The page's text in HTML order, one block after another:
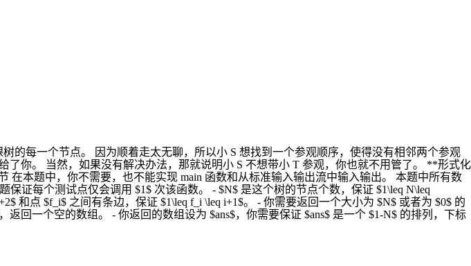
的每一个节点。 因为顺着走太无聊，所以小 S 想找到一个参观顺序，使得没有相邻两个参观
你。 当然，如果没有解决办法，那就说明小 S 不想带小 T 参观，你也就不用管了。 **形式化
本题中，你不需要，也不能实现 main 函数和从标准输入输出流中输入输出。 本题中所有数
保证每个测试点仅会调用 $1$ 次该函数。 - $N$ 是这个树的节点个数，保证 $1\leq N\leq
和点 $f_i$ 之间有条边，保证 $1\leq f_i \leq i+1$。 - 你需要返回一个大小为 $N$ 或者为 $0$ 的
回一个空的数组。 - 你返回的数组设为 $ans$，你需要保证 $ans$ 是一个 $1-N$ 的排列，下标